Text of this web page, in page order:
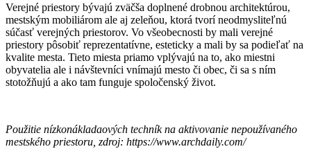
Verejné priestory bývajú zväčša doplnené drobnou architektúrou,
mestským mobiliárom ale aj zeleňou, ktorá tvorí neodmysliteľnú
súčasť verejných priestorov. Vo všeobecnosti by mali verejné
priestory pôsobiť reprezentatívne, esteticky a mali by sa podieľať na
kvalite mesta. Tieto miesta priamo vplývajú na to, ako miestni
obyvatelia ale i návštevníci vnímajú mesto či obec, či sa s ním
stotožňujú a ako tam funguje spoločenský život.
Použitie nízkonákladaových techník na aktivovanie nepoužívaného
mestského priestoru, zdroj: https://www.archdaily.com/